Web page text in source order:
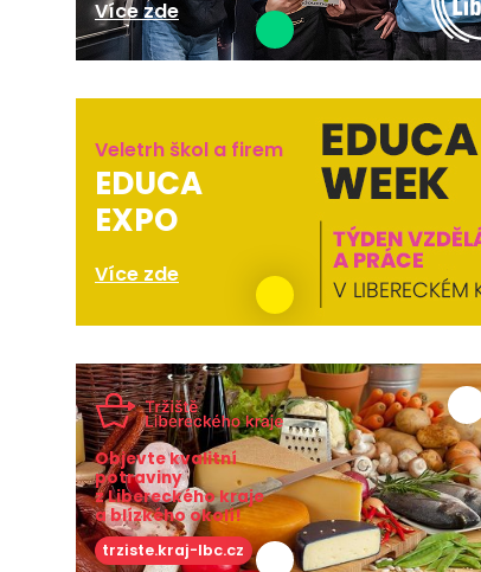
Více zde
Veletrh škol a firem
EDUCA
EXPO
Více zde
Objevte kvalitní
potraviny
z Libereckého kraje
a blízkého okolí!
trziste.kraj-lbc.cz